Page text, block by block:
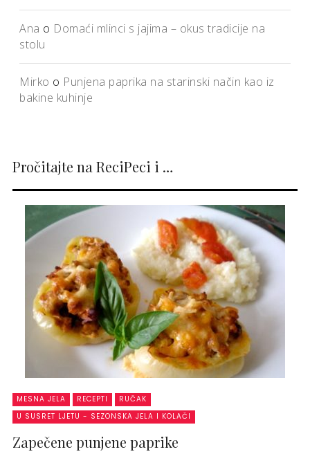
Ana o Domaći mlinci s jajima – okus tradicije na
stolu
Mirko o Punjena paprika na starinski način kao iz
bakine kuhinje
Pročitajte na ReciPeci i …
MESNA JELA RECEPTI
RUČAK
U SUSRET LJETU - SEZONSKA JELA I KOLAČI
Zapečene punjene paprike